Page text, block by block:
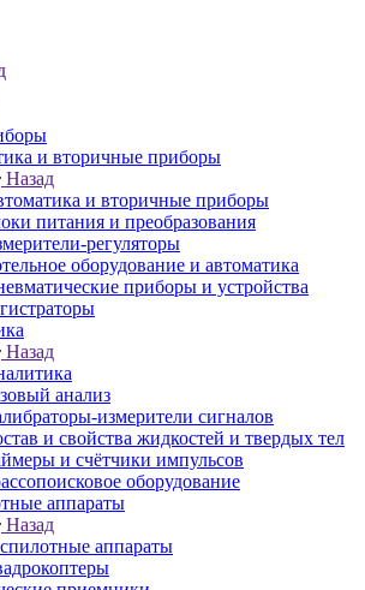
и вторичные приборы
Назад
и вторичные приборы
питания и преобразования
регуляторы
оборудование и автоматика
приборы и устройства
Назад
анализ
измерители сигналов
и свойства жидкостей и твердых тел
и счётчики импульсов
оборудование
аппараты
Назад
аппараты